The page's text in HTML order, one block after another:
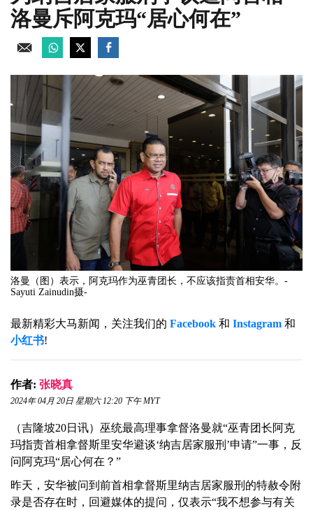
洛曼斥阿克玛“居心何在”
洛曼（图）表示，阿克玛作为巫青团长，不应该指责首相安华。-
Sayuti Zainudin摄-
最新精彩大马新闻，关注我们的 Facebook 和 Instagram 和
小红书!
作者: 张晓真
2024年 04月 20日 星期六 12:20 下午 MYT
（吉隆坡20日讯）巫统最高理事拿督洛曼就“巫青团长阿克
玛指责首相拿督斯里安华避谈‘纳吉居家服刑’申请”一事，反
问阿克玛“居心何在？”
昨天，安华被问到前首相拿督斯里纳吉居家服刑的特赦令附
录是否存在时，回避媒体的提问，仅表示“我不想参与有关